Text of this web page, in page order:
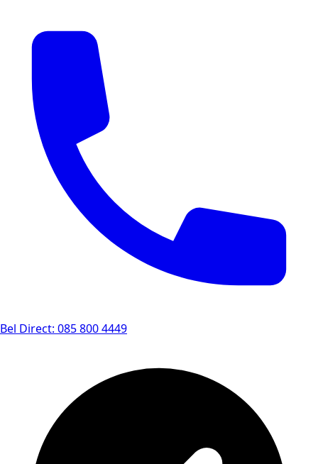
Bel Direct: 085 800 4449